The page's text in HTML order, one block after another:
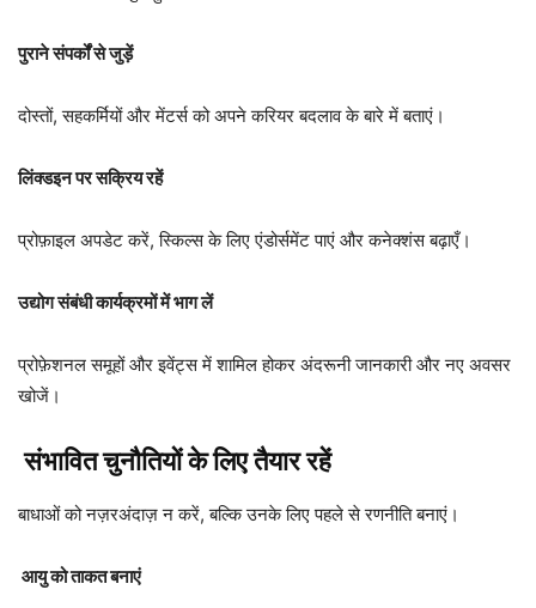
पुराने संपर्कों से जुड़ें
दोस्तों, सहकर्मियों और मेंटर्स को अपने करियर बदलाव के बारे में बताएं।
लिंक्डइन पर सक्रिय रहें
प्रोफ़ाइल अपडेट करें, स्किल्स के लिए एंडोर्समेंट पाएं और कनेक्शंस बढ़ाएँ।
उद्योग संबंधी कार्यक्रमों में भाग लें
प्रोफ़ेशनल समूहों और इवेंट्स में शामिल होकर अंदरूनी जानकारी और नए अवसर
खोजें।
संभावित चुनौतियों के लिए तैयार रहें
बाधाओं को नज़रअंदाज़ न करें, बल्कि उनके लिए पहले से रणनीति बनाएं।
आयु को ताकत बनाएं